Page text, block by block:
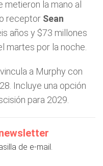
metieron la mano al
receptor Sean
años y $73 millones
martes por la noche.
a Murphy con
Incluye una opción
para 2029.
de e-mail.